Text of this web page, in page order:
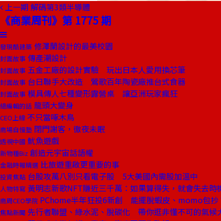
上一期 解碼第3類半導體
《商業周刊》第 1775 期
發現酷建築 修澤蘭設計的最美校園
封面故事 傳產潮設計
封面故事 五金工廠的設計實驗 玩出日本人愛用換芯筆
封面故事 台日聯手大改造 鶯歌百年陶瓷廠推台式食器
封面故事 模具傳人七種變形露營桌 讓亞洲玩家瘋狂
總編輯的話 龍頭大變身
CEO上線 不只當啄木鳥
商場自慢塾 閉門謝客，徹夜未眠
透視中國 魷魚遊戲
新物種Biz 創造元宇宙話語權
金融時報精選 比旅遊重啟更重要的事
投資焦點 台股攻萬八別只看電子股 5大美國內需股加溫中
人物特寫 黃明志新歌NFT賺近三千萬：如果算得失，就會失去時
商周CEO學院 PChome半年狂投6新創 能擺脫蝦皮、momo包抄
焦點新聞 先行者聯盟、綠水泥、脫碳化 帶你逛非懂不可的氣候